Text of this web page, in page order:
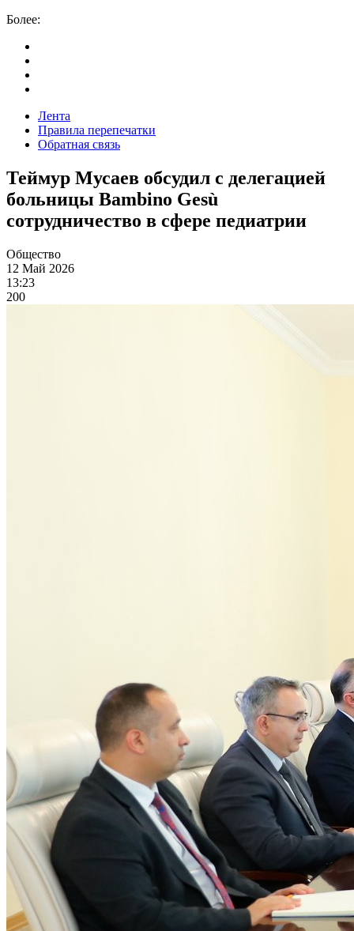
Более:
Лента
Правила перепечатки
Обратная связь
Теймур Мусаев обсудил с делегацией
больницы Bambino Gesù
сотрудничество в сфере педиатрии
Общество
12 Май 2026
13:23
200